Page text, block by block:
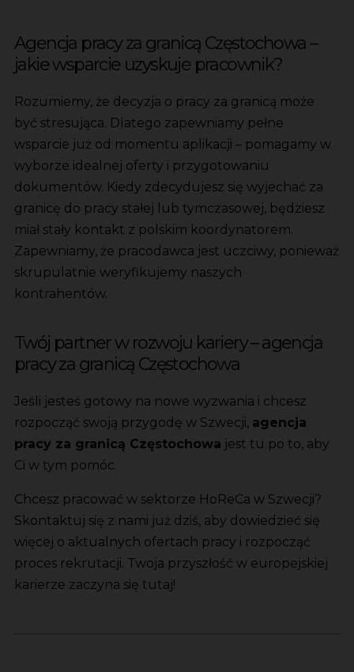
Agencja pracy za granicą Częstochowa –
jakie wsparcie uzyskuje pracownik?
Rozumiemy, że decyzja o pracy za granicą może
być stresująca. Dlatego zapewniamy pełne
wsparcie już od momentu aplikacji – pomagamy w
wyborze idealnej oferty i przygotowaniu
dokumentów. Kiedy zdecydujesz się wyjechać za
granicę do pracy stałej lub tymczasowej, będziesz
miał stały kontakt z polskim koordynatorem.
Zapewniamy, że pracodawca jest uczciwy, ponieważ
skrupulatnie weryfikujemy naszych
kontrahentów.
Twój partner w rozwoju kariery – agencja
pracy za granicą Częstochowa
Jeśli jesteś gotowy na nowe wyzwania i chcesz
rozpocząć swoją przygodę w Szwecji, agencja
pracy za granicą Częstochowa jest tu po to, aby
Ci w tym pomóc.
Chcesz pracować w sektorze HoReCa w Szwecji?
Skontaktuj się z nami już dziś, aby dowiedzieć się
więcej o aktualnych ofertach pracy i rozpocząć
proces rekrutacji. Twoja przyszłość w europejskiej
karierze zaczyna się tutaj!